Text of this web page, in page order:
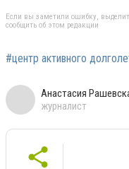
Если вы заметили ошибку,
сообщить об этом редакции
#центр активного
Анастасия
журналист